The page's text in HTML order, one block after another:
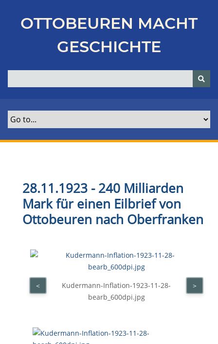
p
OTTOBEUREN MACHT
GESCHICHTE
28.11.1923 - 240 Milliarden
Mark für einen Eilbrief von
Ottobeuren nach Oberfranken
Kudermann-Inflation-1923-11-28-
bearb_600dpi.jpg
< >